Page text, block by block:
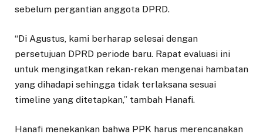
sebelum pergantian anggota DPRD.
“Di Agustus, kami berharap selesai dengan
persetujuan DPRD periode baru. Rapat evaluasi ini
untuk mengingatkan rekan-rekan mengenai hambatan
yang dihadapi sehingga tidak terlaksana sesuai
timeline yang ditetapkan,” tambah Hanafi.
Hanafi menekankan bahwa PPK harus merencanakan